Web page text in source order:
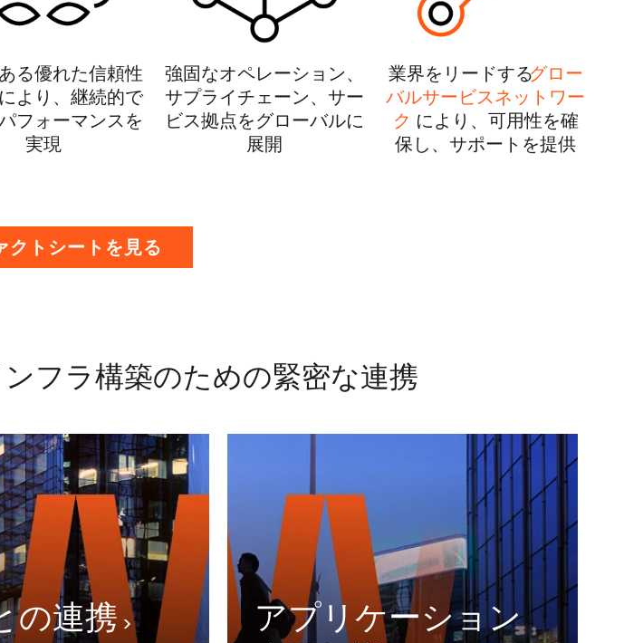
る優れた信頼性
より、継続的で
フォーマンスを
実現
強固なオペレーション、
サプライチェーン、サー
ビス拠点をグローバルに
展開
業界をリードするグロー
バルサービスネットワー
ク により、可用性を確
保し、サポートを提供
クトシートを見る
フラ構築のための緊密な連携
の連携
アプリケーション